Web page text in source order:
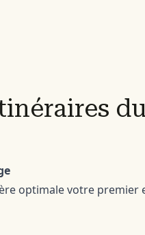
optimale votre premier